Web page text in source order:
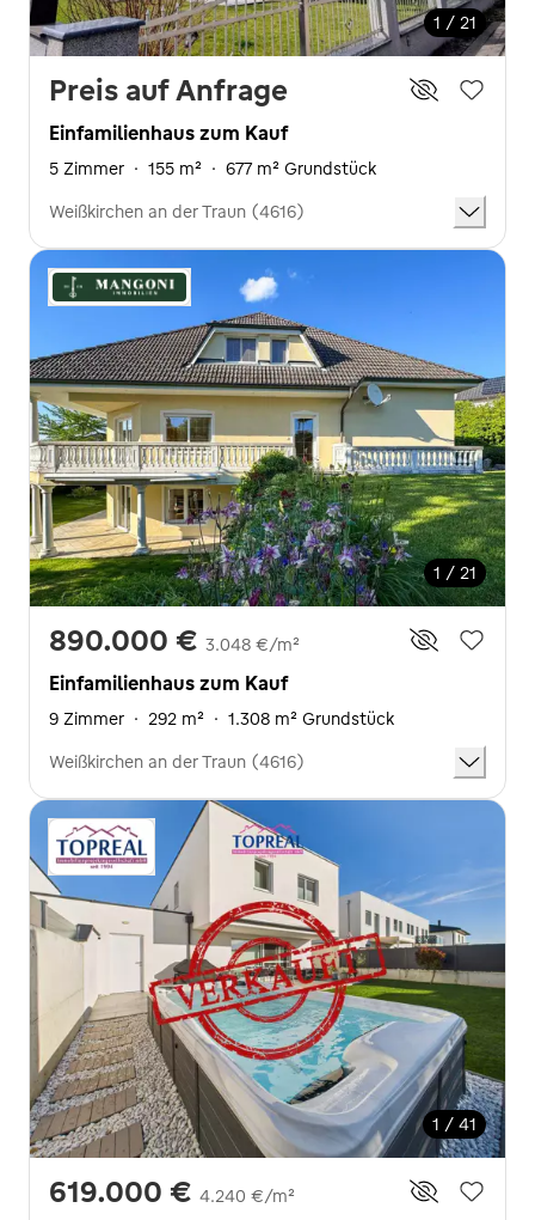
1 / 21
Preis auf Anfrage
Einfamilienhaus zum Kauf
5 Zimmer · 155 m² · 677 m² Grundstück
Weißkirchen an der Traun (4616)
1 / 21
890.000 € 3.048 €/m²
Einfamilienhaus zum Kauf
9 Zimmer · 292 m² · 1.308 m² Grundstück
Weißkirchen an der Traun (4616)
1 / 41
619.000 € 4.240 €/m²